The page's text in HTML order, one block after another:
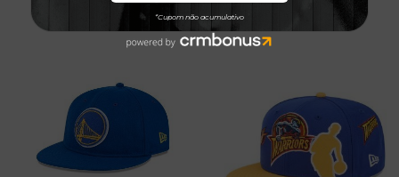
TALVEZ VOCÊ GOSTE